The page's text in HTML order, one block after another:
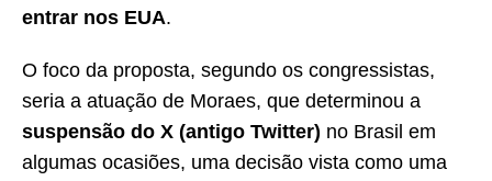
entrar nos EUA.
O foco da proposta, segundo os congressistas,
seria a atuação de Moraes, que determinou a
suspensão do X (antigo Twitter) no Brasil em
algumas ocasiões, uma decisão vista como uma